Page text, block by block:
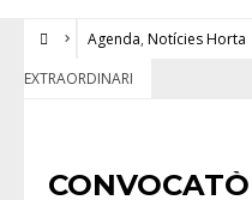
Agenda, Notícies Horta
EXTRAORDINARI